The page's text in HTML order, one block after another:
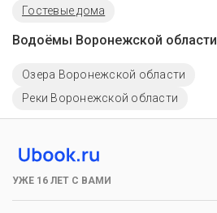
Гостевые дома
Водоёмы Воронежской области
Озера Воронежской области
Реки Воронежской области
УЖЕ 16 ЛЕТ С ВАМИ